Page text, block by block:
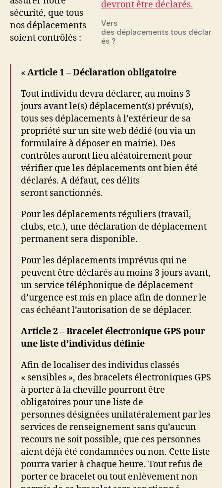
Vers
des déplacements tous déclar
és ?
sécurité, que tous
nos déplacements
soient contrôlés :
« Article 1 – Déclaration obligatoire
Tout individu devra déclarer, au moins 3
jours avant le(s) déplacement(s) prévu(s),
tous ses déplacements à l’extérieur de sa
propriété sur un site web dédié (ou via un
formulaire à déposer en mairie). Des
contrôles auront lieu aléatoirement pour
vérifier que les déplacements ont bien été
déclarés. A défaut, ces délits
seront sanctionnés.
Pour les déplacements réguliers (travail,
clubs, etc.), une déclaration de déplacement
permanent sera disponible.
Pour les déplacements imprévus qui ne
peuvent être déclarés au moins 3 jours avant,
un service téléphonique de déplacement
d’urgence est mis en place afin de donner le
cas échéant l’autorisation de se déplacer.
Article 2 – Bracelet électronique GPS pour
une liste d’individus définie
Afin de localiser des individus classés
« sensibles », des bracelets électroniques GPS
à porter à la cheville pourront être
obligatoires pour une liste de
personnes désignées unilatéralement par les
services de renseignement sans qu’aucun
recours ne soit possible, que ces personnes
aient déjà été condamnées ou non. Cette liste
pourra varier à chaque heure. Tout refus de
porter ce bracelet ou tout enlèvement non